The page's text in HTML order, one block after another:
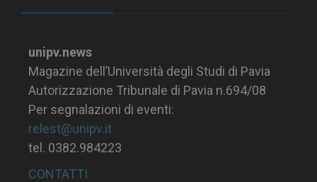
unipv.news
Magazine dell’Università degli Studi di Pavia
Autorizzazione Tribunale di Pavia n.694/08
Per segnalazioni di eventi:
relest@unipv.it
tel. 0382.984223
CONTATTI